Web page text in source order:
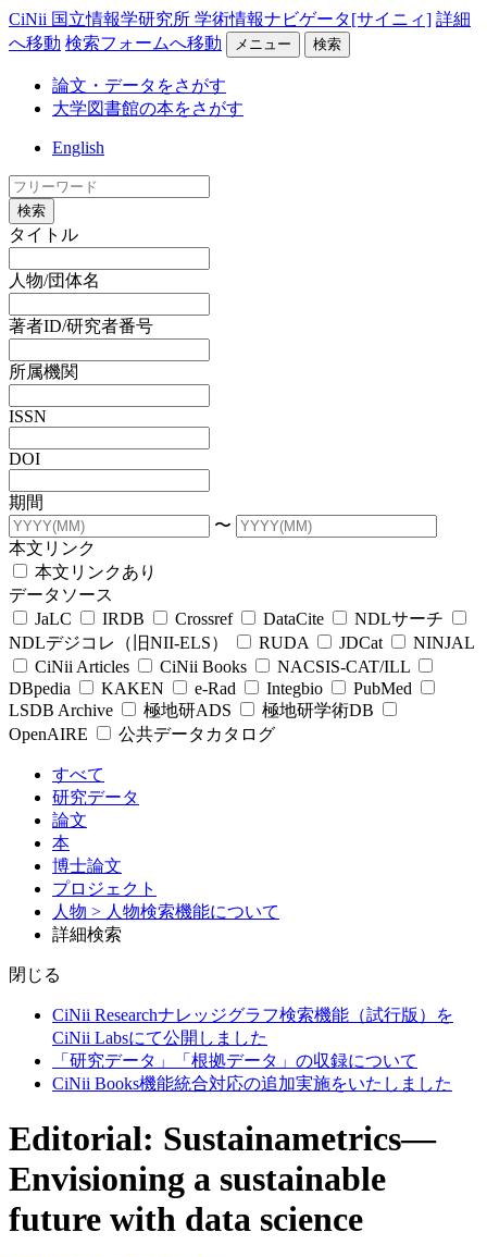
CiNii 国立情報学研究所 学術情報ナビゲータ[サイニィ] 詳細
へ移動 検索フォームへ移動 メニュー 検索
論文・データをさがす
大学図書館の本をさがす
English
検索
タイトル
人物/団体名
著者ID/研究者番号
所属機関
ISSN
DOI
期間
〜
本文リンク
本文リンクあり
データソース
JaLC
IRDB Crossref DataCite
NDLサーチ
NDLデジコレ（旧NII-ELS）
RUDA JDCat
NINJAL
CiNii Articles
CiNii Books
NACSIS-CAT/ILL
DBpedia
KAKEN e-Rad Integbio
PubMed
LSDB Archive
極地研ADS
極地研学術DB
OpenAIRE
公共データカタログ
すべて
研究データ
論文
本
博士論文
プロジェクト
人物 > 人物検索機能について
詳細検索
閉じる
CiNii Researchナレッジグラフ検索機能（試行版）を
CiNii Labsにて公開しました
「研究データ」「根拠データ」の収録について
CiNii Books機能統合対応の追加実施をいたしました
Editorial: Sustainametrics—
Envisioning a sustainable
future with data science